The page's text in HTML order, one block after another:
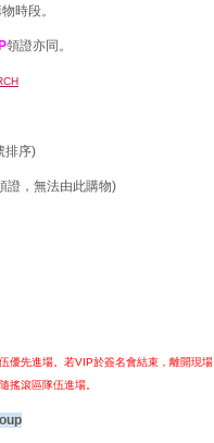
時段。
領證亦同。
排序)
證，無法由此購物)
優先進場。若VIP於簽名會結束，離開現
搖滾區隊伍進場。